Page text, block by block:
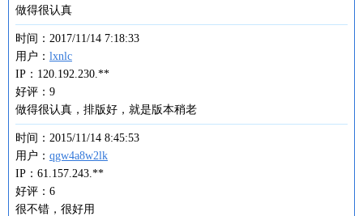
做得很认真
时间：2017/11/14 7:18:33
用户： lxnlc
IP：120.192.230.**
好评：9
做得很认真，排版好，就是版本稍老
时间：2015/11/14 8:45:53
用户： qgw4a8w2lk
IP：61.157.243.**
好评：6
很不错，很好用